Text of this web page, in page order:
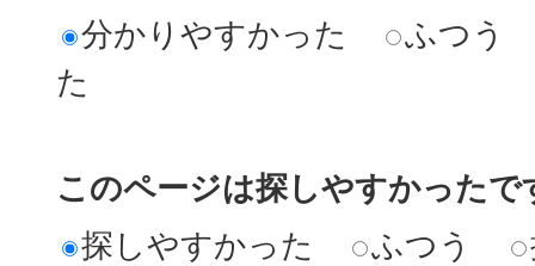
分かりやすかった
ふつう
た
このページは探しやすかったで
探しやすかった
ふつう